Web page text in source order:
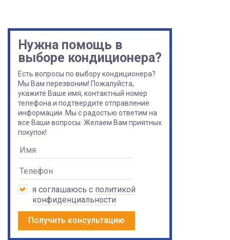
Нужна помощь в
выборе кондиционера?
Есть вопросы по выбору кондиционера?
Мы Вам перезвоним! Пожалуйста,
укажите Ваше имя, контактный номер
телефона и подтвердите отправление
информации. Мы с радостью ответим на
все Ваши вопросы. Желаем Вам приятных
покупок!
я соглашаюсь с политикой
конфиденциальности
Получить консультацию